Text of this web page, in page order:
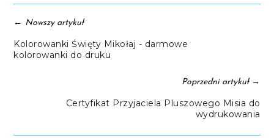
← Nowszy artykuł
Kolorowanki Święty Mikołaj - darmowe
kolorowanki do druku
Poprzedni artykuł→
Certyfikat Przyjaciela Pluszowego Misia do
wydrukowania